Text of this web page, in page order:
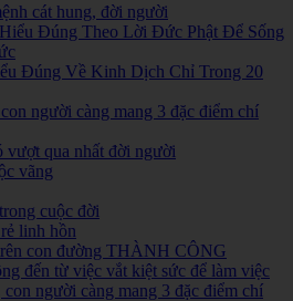
cát hung, đời người
Đúng Theo Lời Đức Phật Để Sống
Đúng Về Kinh Dịch Chỉ Trong 20
người càng mang 3 đặc điểm chí
vượt qua nhất đời người
vãng
cuộc đời
linh hồn
con đường THÀNH CÔNG
đến từ việc vắt kiệt sức để làm việc
người càng mang 3 đặc điểm chí